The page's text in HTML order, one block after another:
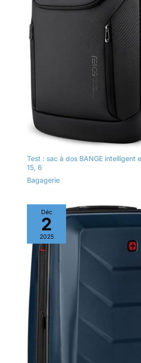
Test : sac à dos BANGE intelligent
15, 6
Bagagerie
Déc
2
2025